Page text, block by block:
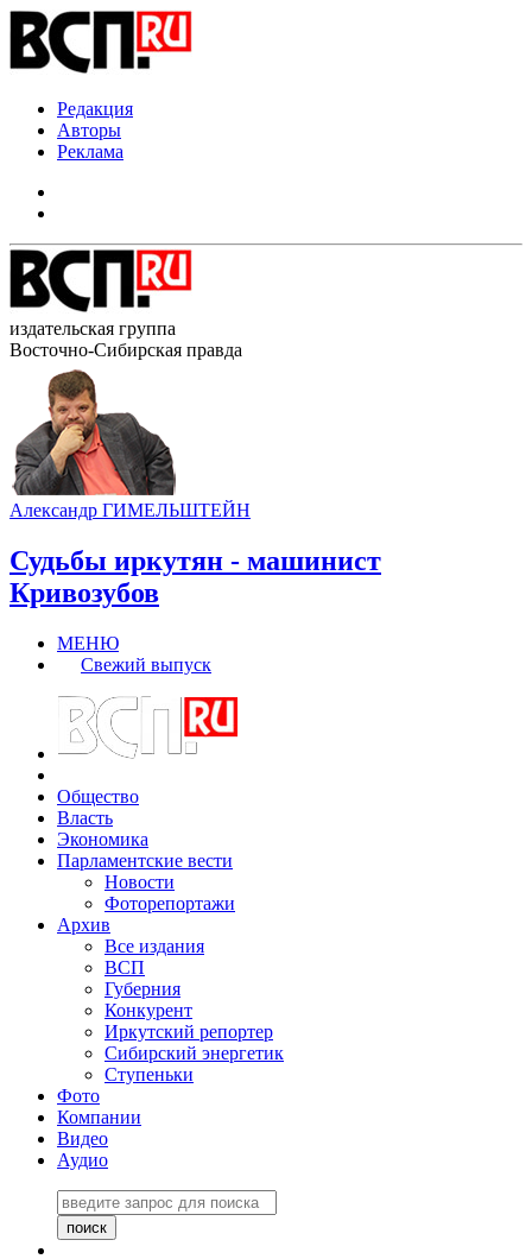
Редакция
Авторы
Реклама
издательская группа
Восточно-Сибирская правда
Александр ГИМЕЛЬШТЕЙН
Судьбы иркутян - машинист
Кривозубов
МЕНЮ
Свежий выпуск
Общество
Власть
Экономика
Парламентские вести
Новости
Фоторепортажи
Архив
Все издания
ВСП
Губерния
Конкурент
Иркутский репортер
Сибирский энергетик
Ступеньки
Фото
Компании
Видео
Аудио